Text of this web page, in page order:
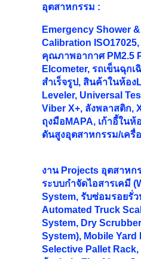
อุตสาหกรรม :
Emergency Shower
Calibration
คุณภาพอากาศ PM2.5
Elcometer, รถเข็นฉุก
สำเร็จรูป, สินค้าในห้อง
Leveler, Universal
Viber X+, ลังพลาสติก,
ถุงมือMAPA, เก้าอี้ในห้
ดันสูงอุตสาหกรรม/เครื่
งาน Projects อุตสาหก
ระบบกำจัดไอสารเคมี
System, รับซ่อมรอยรั่
Automated Truck
System, Dry
System), Mobile
Selective Pallet